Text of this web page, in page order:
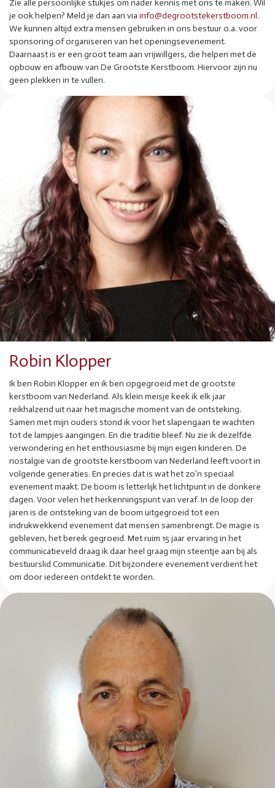
Zie alle persoonlijke stukjes om nader kennis met ons te maken. Wil
je ook helpen? Meld je dan aan via info@degrootstekerstboom.nl.
We kunnen altijd extra mensen gebruiken in ons bestuur o.a. voor
sponsoring of organiseren van het openingsevenement.
Daarnaast is er een groot team aan vrijwillgers, die helpen met de
opbouw en afbouw van De Grootste Kerstboom. Hiervoor zijn nu
geen plekken in te vullen.
Robin Klopper
Ik ben Robin Klopper en ik ben opgegroeid met de grootste
kerstboom van Nederland. Als klein meisje keek ik elk jaar
reikhalzend uit naar het magische moment van de ontsteking.
Samen met mijn ouders stond ik voor het slapengaan te wachten
tot de lampjes aangingen. En die traditie bleef. Nu zie ik dezelfde
verwondering en het enthousiasme bij mijn eigen kinderen. De
nostalgie van de grootste kerstboom van Nederland leeft voort in
volgende generaties. En precies dat is wat het zo’n speciaal
evenement maakt. De boom is letterlijk het lichtpunt in de donkere
dagen. Voor velen het herkenningspunt van veraf. In de loop der
jaren is de ontsteking van de boom uitgegroeid tot een
indrukwekkend evenement dat mensen samenbrengt. De magie is
gebleven, het bereik gegroeid. Met ruim 15 jaar ervaring in het
communicatieveld draag ik daar heel graag mijn steentje aan bij als
bestuurslid Communicatie. Dit bijzondere evenement verdient het
om door iedereen ontdekt te worden.